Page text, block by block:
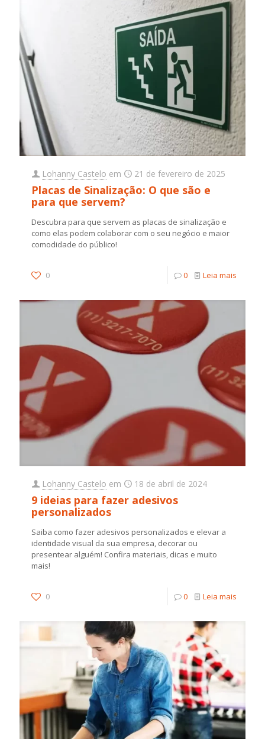
Lohanny Castelo em 21 de fevereiro de 2025
Placas de Sinalização: O que são e
para que servem?
Descubra para que servem as placas de sinalização e
como elas podem colaborar com o seu negócio e maior
comodidade do público!
0 0 Leia mais
Lohanny Castelo em 18 de abril de 2024
9 ideias para fazer adesivos
personalizados
Saiba como fazer adesivos personalizados e elevar a
identidade visual da sua empresa, decorar ou
presentear alguém! Confira materiais, dicas e muito
mais!
0 0 Leia mais